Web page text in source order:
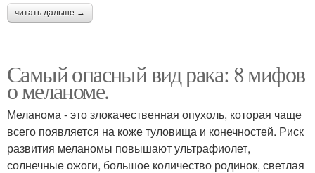
читать дальше →
Самый опасный вид рака: 8 мифов
о меланоме.
Меланома - это злокачественная опухоль, которая чаще
всего появляется на коже туловища и конечностей. Риск
развития меланомы повышают ультрафиолет,
солнечные ожоги, большое количество родинок, светлая